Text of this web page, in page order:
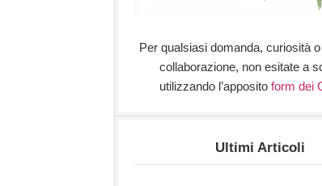
Per qualsiasi domanda, curiosità
collaborazione, non esitate a
utilizzando l’apposito form dei
Ultimi Articoli